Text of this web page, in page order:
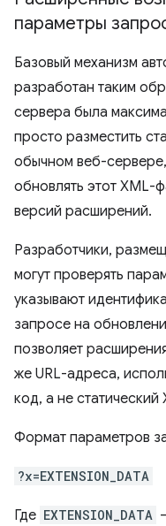
параметры
Базовый механизм
разработан таким
сервера была
просто разместить
обычном веб-
обновлять этот XML-
версий расширений.
Разработчики,
могут проверять
указывают
запросе на
позволяет
же URL-адреса,
код, а не
Формат параметров
?x=EXTENSION_DATA
Где EXTENSION_DATA